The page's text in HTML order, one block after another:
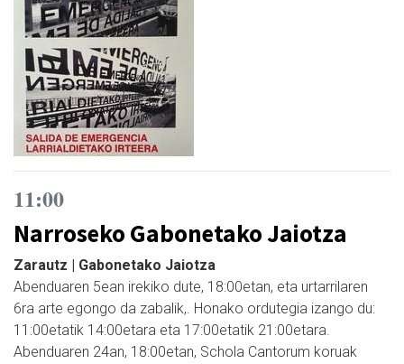
11:00
Narroseko Gabonetako Jaiotza
Zarautz | Gabonetako Jaiotza
Abenduaren 5ean irekiko dute, 18:00etan, eta urtarrilaren
6ra arte egongo da zabalik,. Honako ordutegia izango du:
11:00etatik 14:00etara eta 17:00etatik 21:00etara.
Abenduaren 24an, 18:00etan, Schola Cantorum koruak